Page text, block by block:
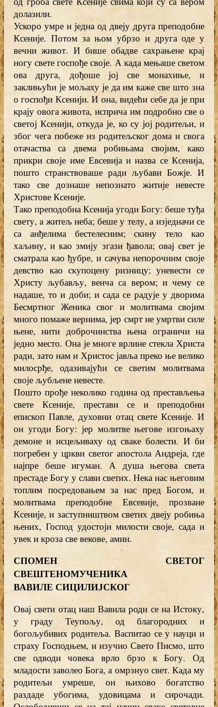
долазили.
Ускоро умре и једна од двеју друга преподобне
Ксеније. Потом за њом убрзо и друга оде у
вечни живот. И бише обадве сахрањене крај
ногу свете госпође своје. А када мењаше светом
ова друга, дођоше јој све монахиње, и
заклињући је мољаху је да им каже све што зна
о госпођи Ксенији. И она, видећи себе да је при
крају овога живота, исприча им подробно све о
светој Ксенији, откуда је, ко су јој родитељи, и
због чега побеже из родитељског дома и свога
отачаства са двема робињама својим, како
прикри своје име Евсевија и назва се Ксенија,
пошто странствоваше ради љубави Божје. И
тако све дознаше непознато житије невесте
Христове Ксеније.
Тако преподобна Ксенија угоди Богу: беше туђа
свету, a житељ неба; беше у телу, а изједначи се
са анђелима бестелесним; скину тело као
хаљину, и као змију згази ђавола; овај свет је
сматрала као ђубре, и сачува непорочним своје
девство као скупоцену ризницу; уневести се
Христу љубављу, венча са вером; и чему се
надаше, то и доби; и сада се радује у дворима
Бесмртног Женика свог и молитвама својим
много помаже вернима, јер смрт не умртви силе
њене, нити доброчинства њена ограничи на
једно место. Она је многе врлине стекла Христа
ради, зато нам и Христос јавља преко ње велико
милосрђе, одазивајући се светим молитвама
своје љубљене невесте.
Пошто прође неколико година од престављења
свете Ксеније, престави се и преподобни
епископ Павле, духовни отац свете Ксеније. И
он угоди Богу: јер молитве његове изгоњаху
демоне и исцељиваху од сваке болести. И би
погребен у цркви светог апостола Андреја, где
најпре беше игуман. А душа његова света
престаде Богу у слави светих. Нека нас његовим
топлим посредовањем за нас пред Богом, и
молитвама преподобне Евсевије, прозване
Ксеније, и заступништвом светих двеју робиња
њених, Господ удостоји милости своје, сада и
увек и кроза све векове, амин.
СПОМЕН СВЕТОГ
СВЕШТЕНОМУЧЕНИКА
ВАВИЛЕ СИЦИЛИЈСКОГ
Овај свети отац наш Вавила роди се на Истоку,
у граду Теупољу, од благородних и
богољубивих родитеља. Васпитао се у науци и
страху Господњем, и изучио Свето Писмо, што
све одводи човека врло брзо к Богу. Од
младости заволео Бога, а омрзнуо свет. Када му
родитељи умреше, он њихово богатство
раздаде убогима, удовицама и сирочади.